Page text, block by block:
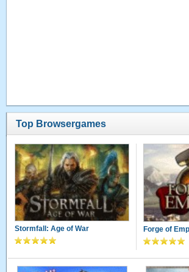
Top Browsergames
Stormfall: Age of War Forge of